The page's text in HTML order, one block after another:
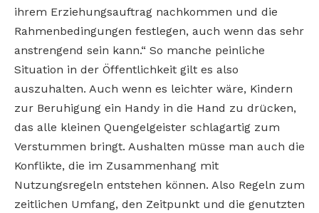
ihrem Erziehungsauftrag nachkommen und die
Rahmenbedingungen festlegen, auch wenn das sehr
anstrengend sein kann.“ So manche peinliche
Situation in der Öffentlichkeit gilt es also
auszuhalten. Auch wenn es leichter wäre, Kindern
zur Beruhigung ein Handy in die Hand zu drücken,
das alle kleinen Quengelgeister schlagartig zum
Verstummen bringt. Aushalten müsse man auch die
Konflikte, die im Zusammenhang mit
Nutzungsregeln entstehen können. Also Regeln zum
zeitlichen Umfang, den Zeitpunkt und die genutzten